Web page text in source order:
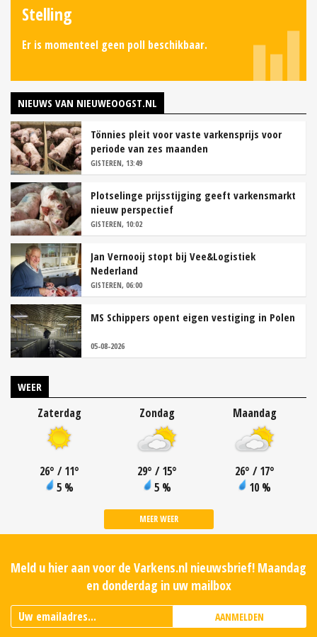
Stelling
Er is momenteel geen poll beschikbaar.
NIEUWS VAN NIEUWEOOGST.NL
Tönnies pleit voor vaste varkensprijs voor
periode van zes maanden
GISTEREN, 13:49
Plotselinge prijsstijging geeft varkensmarkt
nieuw perspectief
GISTEREN, 10:02
Jan Vernooij stopt bij Vee&Logistiek
Nederland
GISTEREN, 06:00
MS Schippers opent eigen vestiging in Polen
05-08-2026
WEER
Zaterdag
26° / 11°
5 %
Zondag
29° / 15°
5 %
Maandag
26° / 17°
10 %
MEER WEER
Meld u hier aan voor de Varkens.nl nieuwsbrief! Maandag
en donderdag in uw mailbox
AANMELDEN